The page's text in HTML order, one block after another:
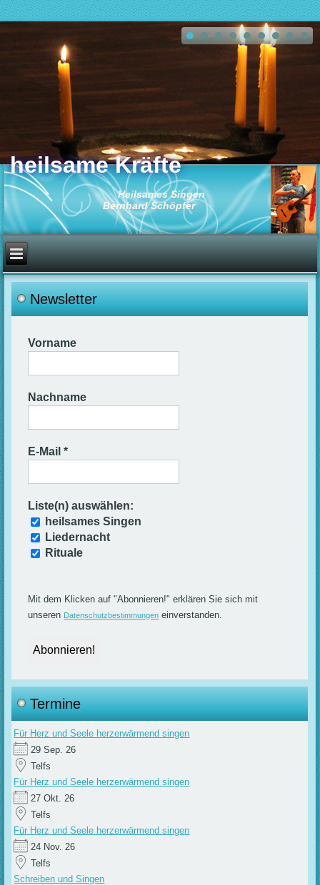
Heilsames Singen
Bernhard Schöpfer
heilsame Kräfte
Newsletter
Vorname
Nachname
E-Mail*
Liste(n) auswählen:
heilsames Singen
Liedernacht
Rituale
Mit dem Klicken auf "Abonnieren!" erklären Sie sich mit
unseren Datenschutzbestimmungen einverstanden.
Termine
Für Herz und Seele herzerwärmend singen
29 Sep. 26
Telfs
Für Herz und Seele herzerwärmend singen
27 Okt. 26
Telfs
Für Herz und Seele herzerwärmend singen
24 Nov. 26
Telfs
Schreiben und Singen